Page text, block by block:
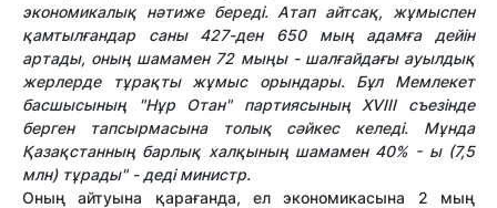
экономикалық нәтиже береді. Атап айтсақ, жұмыспен
қамтылғандар саны 427-ден 650 мың адамға дейін
артады, оның шамамен 72 мыңы - шалғайдағы ауылдық
жерлерде тұрақты жұмыс орындары. Бұл Мемлекет
басшысының "Нұр Отан" партиясының XVIII съезінде
берген тапсырмасына толық сәйкес келеді. Мұнда
Қазақстанның барлық халқының шамамен 40% - ы (7,5
млн) тұрады" - деді министр.
Оның айтуына қарағанда, ел экономикасына 2 мың